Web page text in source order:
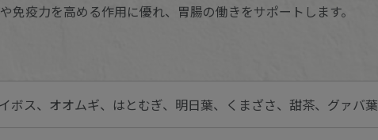
免疫力を高める作用に優れ、胃腸の働きをサポートします。
ボス、オオムギ、はとむぎ、明日葉、くまざさ、甜茶、グァバ